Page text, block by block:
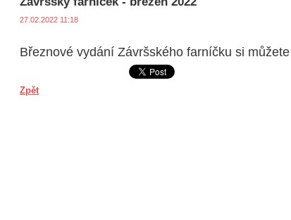
27.02.2022 11:18
Březnové vydání Závršského farníčku si
Zpět